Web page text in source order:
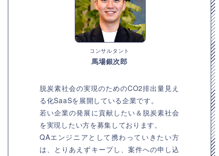
コンサルタント
馬場銀次郎
脱炭素社会の実現のためのCO2排出量見え
る化SaaSを展開している企業です。
若い企業の発展に貢献したい＆脱炭素社会
を実現したい方を募集しております。
QAエンジニアとして携わっていきたい方
は、とりあえずキープし、案件への申し込